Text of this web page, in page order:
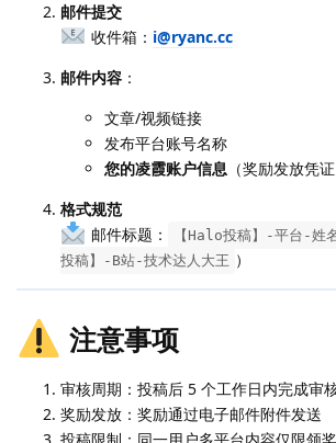
邮件提交
收件箱： i@ryanc.cc
邮件内容 ：
文章/视频链接
发布平台账号名称
您的凌霞账户信息 （奖励发放凭证
格式规范
邮件标题：
【Halo投稿】-平台-姓
投稿】-B站-技术达人大王 ）
注意事项
审核周期：投稿后 5 个工作日内完成审
奖励发放：奖励通过电子邮件附件发送
投稿限制：同一用户多平台内容仅限领